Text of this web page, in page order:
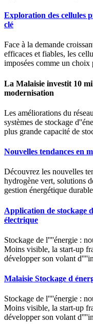
Exploration des cellules
clé
Face à la demande
efficaces et fiables, les
imposées comme un
La Malaisie investit 10
modernisation
Les améliorations du
systèmes de stockage
plus grande capacité de
Nouvelles tendances en
Découvrez les nouvelles
hydrogène vert, solutions
gestion énergétique
Application de stockage
électrique
Stockage de l''''énergie :
Moins visible, la start-up
développer son volant
Malaisie Stockage d
Stockage de l''''énergie :
Moins visible, la start-up
développer son volant